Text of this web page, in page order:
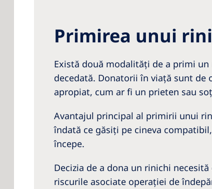
Primirea unui
Există două modalităţi de a primi
decedată. Donatorii în viaţă sunt de
apropiat, cum ar fi un prieten sau
Avantajul principal al primirii unui
îndată ce găsiţi pe cineva
începe.
Decizia de a dona un rinichi
riscurile asociate operaţiei de